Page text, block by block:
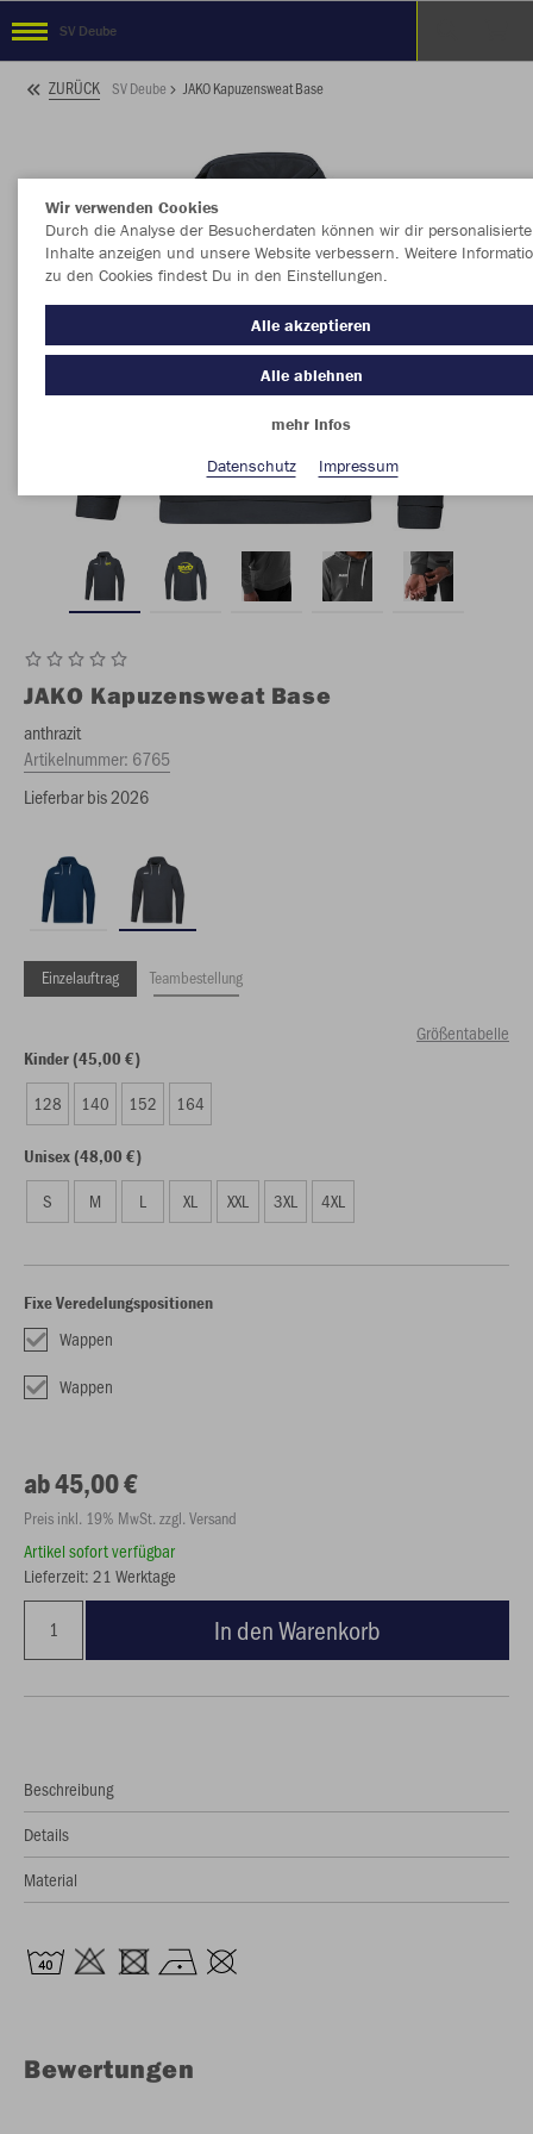
SV Deube
ZURÜCK SV Deube JAKO Kapuzensweat Base
JAKO Kapuzensweat Base
anthrazit
Artikelnummer: 6765
Lieferbar bis 2026
Einzelauftrag Teambestellung
Größentabelle
Kinder (45,00 €)
128 140 152 164
Unisex (48,00 €)
S M L XL XXL 3XL 4XL
Fixe Veredelungspositionen
Wappen
Wappen
ab 45,00 €
Preis inkl. 19% MwSt. zzgl. Versand
Artikel sofort verfügbar
Lieferzeit: 21 Werktage
In den Warenkorb
Beschreibung
Details
Material
Bewertungen
Wir verwenden Cookies
Durch die Analyse der Besucherdaten können wir dir personalisierte
Inhalte anzeigen und unsere Website verbessern. Weitere
zu den Cookies findest Du in den Einstellungen.
Alle akzeptieren
Alle ablehnen
mehr Infos
Datenschutz
Impressum